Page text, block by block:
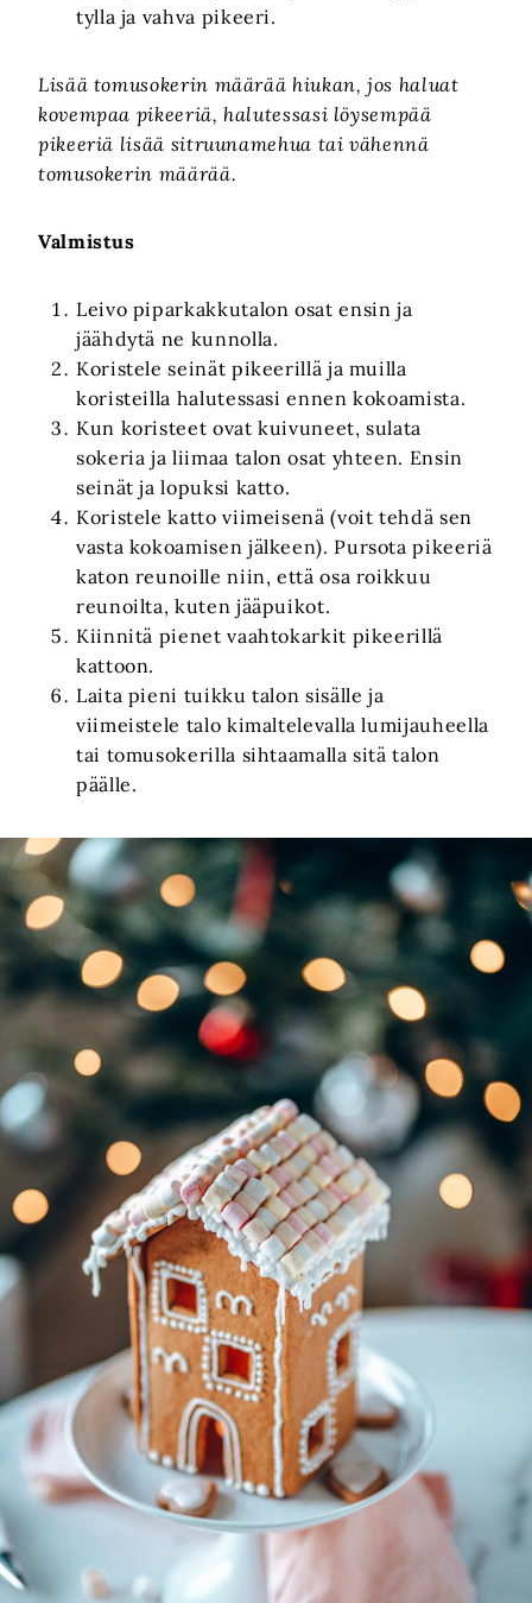
tylla ja vahva pikeeri.
Lisää tomusokerin määrää hiukan, jos haluat
kovempaa pikeeriä, halutessasi löysempää
pikeeriä lisää sitruunamehua tai vähennä
tomusokerin määrää.
Valmistus
Leivo piparkakkutalon osat ensin ja
jäähdytä ne kunnolla.
Koristele seinät pikeerillä ja muilla
koristeilla halutessasi ennen kokoamista.
Kun koristeet ovat kuivuneet, sulata
sokeria ja liimaa talon osat yhteen. Ensin
seinät ja lopuksi katto.
Koristele katto viimeisenä (voit tehdä sen
vasta kokoamisen jälkeen). Pursota pikeeriä
katon reunoille niin, että osa roikkuu
reunoilta, kuten jääpuikot.
Kiinnitä pienet vaahtokarkit pikeerillä
kattoon.
Laita pieni tuikku talon sisälle ja
viimeistele talo kimaltelevalla lumijauheella
tai tomusokerilla sihtaamalla sitä talon
päälle.